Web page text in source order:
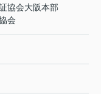
協会大阪本部
会